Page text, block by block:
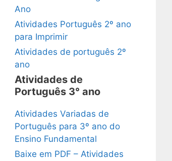
Ano
Atividades Português 2º ano
para Imprimir
Atividades de português 2º
ano
Atividades de
Português 3° ano
Atividades Variadas de
Português para 3º ano do
Ensino Fundamental
Baixe em PDF – Atividades